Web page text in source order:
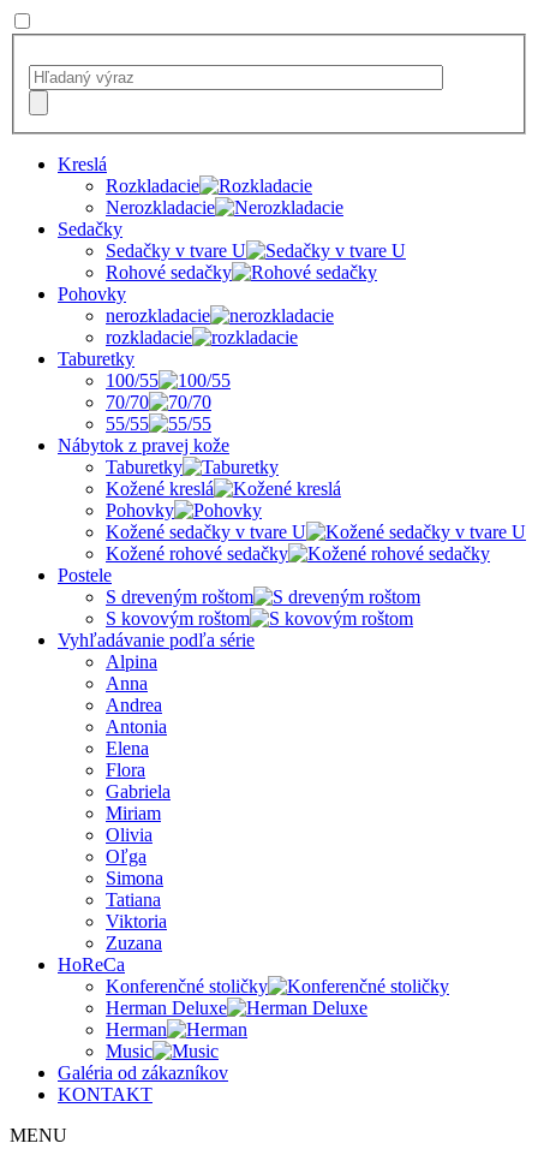
Kreslá
Rozkladacie
Nerozkladacie
Sedačky
Sedačky v tvare U
Rohové sedačky
Pohovky
nerozkladacie
rozkladacie
Taburetky
100/55
70/70
55/55
Nábytok z pravej kože
Taburetky
Kožené kreslá
Pohovky
Kožené sedačky v tvare U
Kožené rohové sedačky
Postele
S dreveným roštom
S kovovým roštom
Vyhľadávanie podľa série
Alpina
Anna
Andrea
Antonia
Elena
Flora
Gabriela
Miriam
Olivia
Oľga
Simona
Tatiana
Viktoria
Zuzana
HoReCa
Konferenčné stoličky
Herman Deluxe
Herman
Music
Galéria od zákazníkov
KONTAKT
MENU